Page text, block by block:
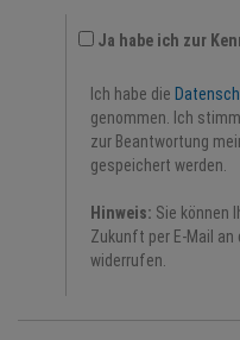
Ja habe ich zur
Ich habe die
genommen. Ich
zur Beantwortung
gespeichert werden.
Hinweis: Sie können
Zukunft per E-Mail an
widerrufen.